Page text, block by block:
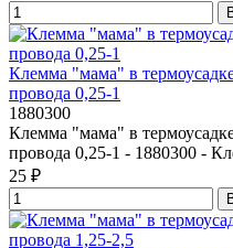
Клемма "мама" в
провода 0,25-1
1880300
Клемма "мама" в
провода 0,25-1 - 1880300 -
25 ₽